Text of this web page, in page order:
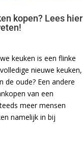
kopen? Lees hier
keuken is een flinke
nieuwe keuken,
de oude? Een andere
van een
meer mensen
namelijk in bij